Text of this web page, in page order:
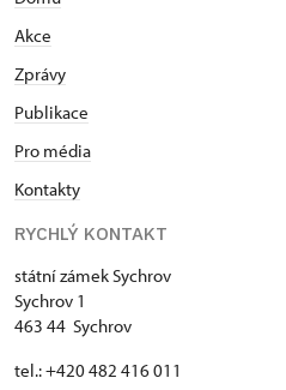
Akce
Zprávy
Publikace
Pro média
Kontakty
RYCHLÝ KONTAKT
státní zámek Sychrov
Sychrov 1
463 44 Sychrov
tel.: +420 482 416 011